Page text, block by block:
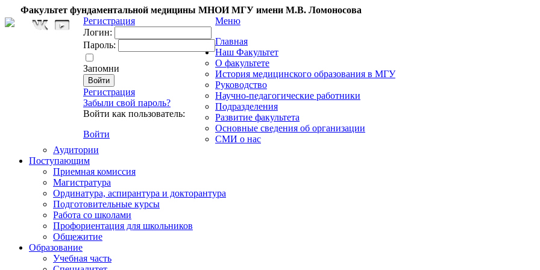
Факультет фундаментальной медицины МНОИ МГУ имени М.В. Ломоносова
Регистрация
Логин:
Пароль:
Запомни
Регистрация
Забыли свой пароль?
Войти как пользователь:
Войти
Меню
Главная
Наш Факультет
О факультете
История медицинского образования в МГУ
Руководство
Научно-педагогические работники
Подразделения
Развитие факультета
Основные сведения об организации
СМИ о нас
Аудитории
Поступающим
Приемная комиссия
Магистратура
Ординатура, аспирантура и докторантура
Подготовительные курсы
Работа со школами
Профориентация для школьников
Общежитие
Образование
Учебная часть